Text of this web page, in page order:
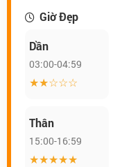
Giờ Đẹp
Dần
03:00-04:59
★★☆☆☆
Thân
15:00-16:59
★★★★★